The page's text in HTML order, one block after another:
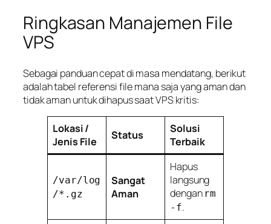
Ringkasan Manajemen File
VPS
Sebagai panduan cepat di masa mendatang, berikut
adalah tabel referensi file mana saja yang aman dan
tidak aman untuk dihapus saat VPS kritis:
Lokasi /
Jenis File
Status
Solusi
Terbaik
/var/log
/*.gz
Sangat
Aman
Hapus
langsung
dengan rm
-f.